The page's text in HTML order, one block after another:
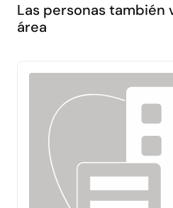
Las personas también
área